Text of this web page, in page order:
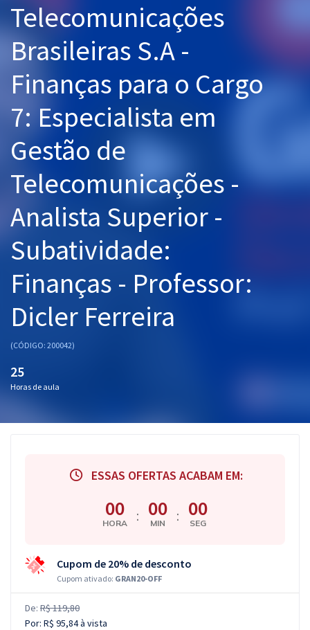
Pós
Graduação
OAB
Questões grátis
Aprovados
Telecomunicações
Brasileiras S.A -
Finanças para o Cargo
7: Especialista em
Gestão de
Telecomunicações -
Analista Superior -
Subatividade:
Finanças - Professor:
Dicler Ferreira
(CÓDIGO: 200042)
25
Horas de aula
ESSAS OFERTAS ACABAM EM:
00
HORA : 00
MIN : 00
SEG
Cupom de 20% de desconto
Cupom ativado: GRAN20-OFF
De: R$ 119,80
Por: R$ 95,84à vista